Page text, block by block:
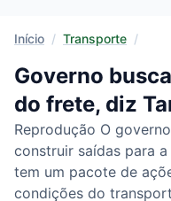
Início / Transporte /
Governo
do frete, diz
Reprodução O
construir saídas para
tem um pacote de
condições do